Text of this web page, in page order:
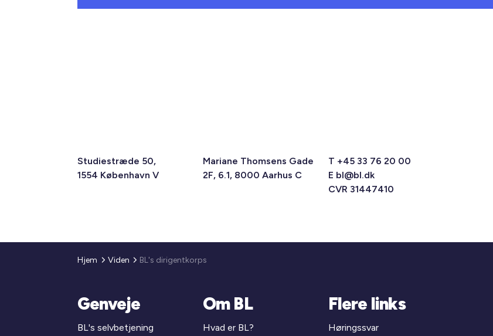
Studiestræde 50,
1554 København V
Mariane Thomsens Gade
2F, 6.1, 8000 Aarhus C
T +45 33 76 20 00
E bl@bl.dk
CVR 31447410
Hjem Viden BL's dirigentkorps
Genveje
BL's selvbetjening
Om BL
Hvad er BL?
Flere links
Høringssvar